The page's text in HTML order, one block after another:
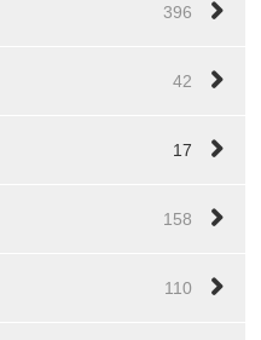
396
42
17
158
110